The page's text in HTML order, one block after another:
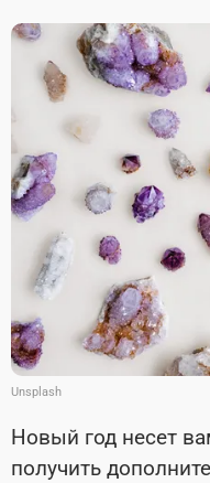
Unsplash
Новый год несет
получить